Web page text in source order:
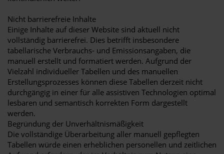
Nicht barrierefreie Inhalte
Einige Inhalte auf dieser Website sind aktuell nicht
vollständig barrierefrei. Dies betrifft insbesondere
tabellarische Verbrauchs- und Emissionsangaben, die
manuell erstellt und formatiert werden. Aufgrund der
Vielzahl individueller Tabellen und des manuellen
Erstellungsprozesses können diese Tabellen derzeit nicht
durchgängig in einer für alle assistiven Technologien optimal
lesbaren und semantisch korrekten Form dargestellt
werden.
Begründung der Unverhältnismäßigkeit
Die vollständige Überarbeitung aller manuell gepflegten
Tabellen würde einen erheblichen personellen und zeitlichen